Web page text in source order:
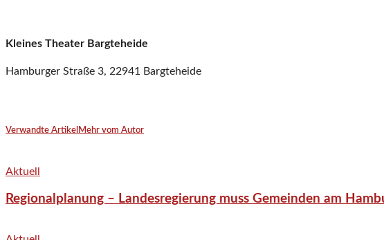
Kleines Theater Bargteheide
Hamburger Straße 3, 22941 Bargteheide
Verwandte Artikel Mehr vom Autor
Aktuell
Regionalplanung – Landesregierung muss Gemeinden am